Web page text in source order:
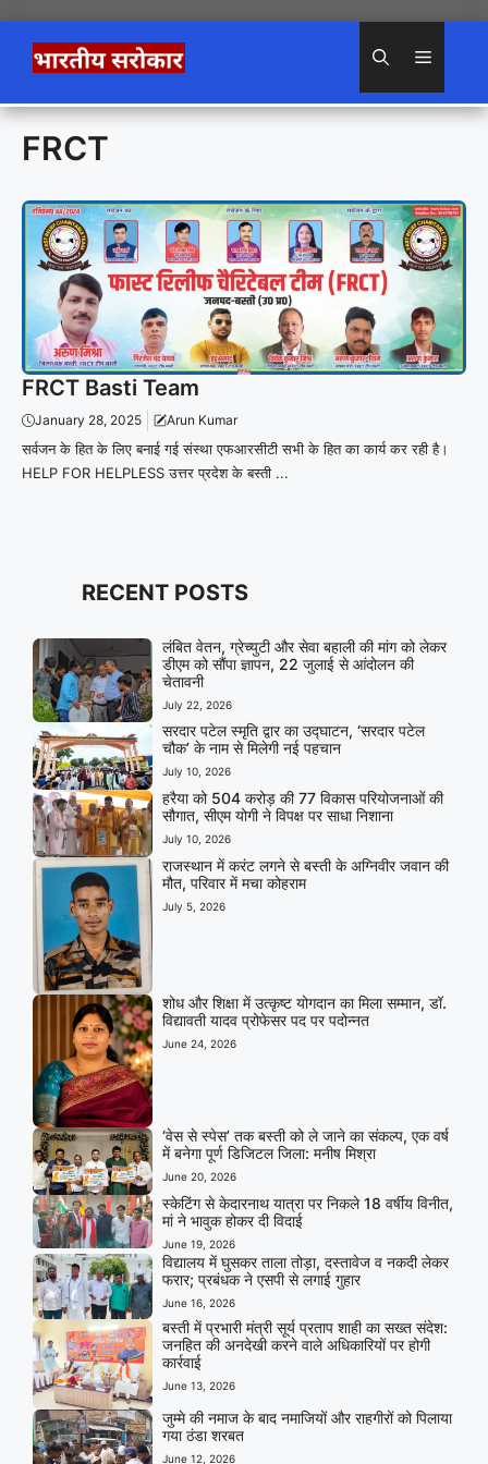
content
Menu
FRCT
FRCT Basti Team
January 28, 2025 Arun Kumar
सर्वजन के हित के लिए बनाई गई संस्था एफआरसीटी सभी के हित का कार्य कर रही है।
HELP FOR HELPLESS उत्तर प्रदेश के बस्ती ...
RECENT POSTS
लंबित वेतन, ग्रेच्युटी और सेवा बहाली की मांग को लेकर
डीएम को सौंपा ज्ञापन, 22 जुलाई से आंदोलन की
चेतावनी
July 22, 2026
सरदार पटेल स्मृति द्वार का उद्घाटन, ‘सरदार पटेल
चौक’ के नाम से मिलेगी नई पहचान
July 10, 2026
हरैया को 504 करोड़ की 77 विकास परियोजनाओं की
सौगात, सीएम योगी ने विपक्ष पर साधा निशाना
July 10, 2026
राजस्थान में करंट लगने से बस्ती के अग्निवीर जवान की
मौत, परिवार में मचा कोहराम
July 5, 2026
शोध और शिक्षा में उत्कृष्ट योगदान का मिला सम्मान, डॉ.
विद्यावती यादव प्रोफेसर पद पर पदोन्नत
June 24, 2026
‘वेस से स्पेस’ तक बस्ती को ले जाने का संकल्प, एक वर्ष
में बनेगा पूर्ण डिजिटल जिला: मनीष मिश्रा
June 20, 2026
स्केटिंग से केदारनाथ यात्रा पर निकले 18 वर्षीय विनीत,
मां ने भावुक होकर दी विदाई
June 19, 2026
विद्यालय में घुसकर ताला तोड़ा, दस्तावेज व नकदी लेकर
फरार; प्रबंधक ने एसपी से लगाई गुहार
June 16, 2026
बस्ती में प्रभारी मंत्री सूर्य प्रताप शाही का सख्त संदेश:
जनहित की अनदेखी करने वाले अधिकारियों पर होगी
कार्रवाई
June 13, 2026
जुम्मे की नमाज के बाद नमाजियों और राहगीरों को पिलाया
गया ठंडा शरबत
June 12, 2026